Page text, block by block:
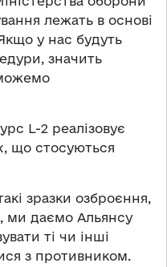
лежать в основі
у нас будуть
значить
L-2 реалізовує
що стосуються
зразки озброєння,
ми даємо Альянсу
ті чи інші
з противником.